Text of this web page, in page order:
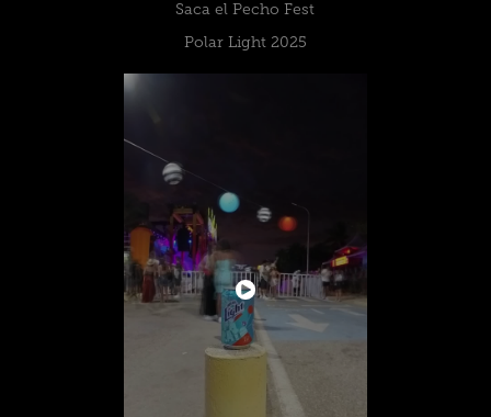
Saca el Pecho Fest
Polar Light 2025